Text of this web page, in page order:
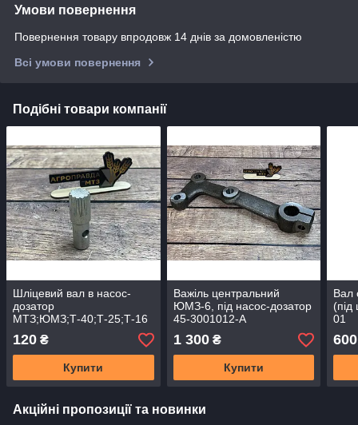
Умови повернення
Повернення товару впродовж 14 днів за домовленістю
Всі умови повернення
Подібні товари компанії
Шліцевий вал в насос-
дозатор
МТЗ;ЮМЗ;Т-40;Т-25;Т-16
120 ₴
Купити
Важіль центральний
ЮМЗ-6, під насос-дозатор
45-3001012-А
1 300₴
Купити
Вал
01
600
Акційні пропозиції та новинки